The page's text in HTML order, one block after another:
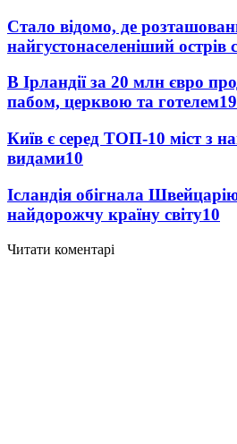
Стало відомо, де
найгустонаселеніший острів
В Ірландії за 20 млн євро
пабом, церквою та готелем19
Київ є серед ТОП-10 міст з
видами10
Ісландія обігнала
найдорожчу країну світу10
Читати коментарі